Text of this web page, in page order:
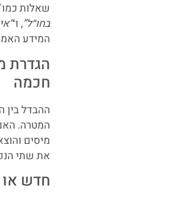
שאלות
בחו״ל”, ו־
המידע
הגדרת
חכמה
ההבדל
המטרה.
מיסים
את שתי
חדש